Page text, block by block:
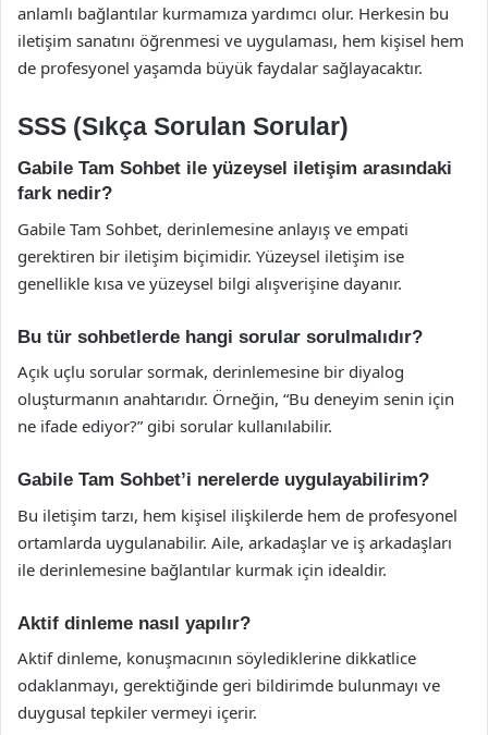
anlamlı bağlantılar kurmamıza yardımcı olur. Herkesin bu
iletişim sanatını öğrenmesi ve uygulaması, hem kişisel hem
de profesyonel yaşamda büyük faydalar sağlayacaktır.
SSS (Sıkça Sorulan Sorular)
Gabile Tam Sohbet ile yüzeysel iletişim arasındaki
fark nedir?
Gabile Tam Sohbet, derinlemesine anlayış ve empati
gerektiren bir iletişim biçimidir. Yüzeysel iletişim ise
genellikle kısa ve yüzeysel bilgi alışverişine dayanır.
Bu tür sohbetlerde hangi sorular sorulmalıdır?
Açık uçlu sorular sormak, derinlemesine bir diyalog
oluşturmanın anahtarıdır. Örneğin, “Bu deneyim senin için
ne ifade ediyor?” gibi sorular kullanılabilir.
Gabile Tam Sohbet’i nerelerde uygulayabilirim?
Bu iletişim tarzı, hem kişisel ilişkilerde hem de profesyonel
ortamlarda uygulanabilir. Aile, arkadaşlar ve iş arkadaşları
ile derinlemesine bağlantılar kurmak için idealdir.
Aktif dinleme nasıl yapılır?
Aktif dinleme, konuşmacının söylediklerine dikkatlice
odaklanmayı, gerektiğinde geri bildirimde bulunmayı ve
duygusal tepkiler vermeyi içerir.